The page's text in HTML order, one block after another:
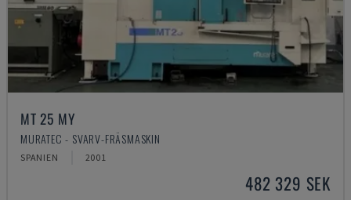
MT 25 MY
MURATEC - SVARV-FRÄSMASKIN
SPANIEN 2001
482 329 SEK